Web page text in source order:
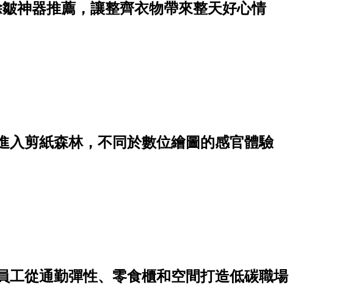
神器推薦，讓整齊衣物帶來整天好心情
入剪紙森林，不同於數位繪圖的感官體驗
工從通勤彈性、零食櫃和空間打造低碳職場